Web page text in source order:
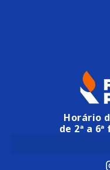
Horário
de 2ª a